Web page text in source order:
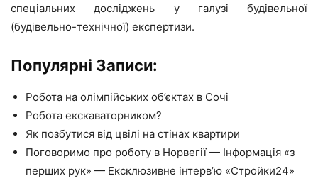
спеціальних досліджень у галузі будівельної
(будівельно-технічної) експертизи.
Популярні Записи:
Робота на олімпійських об’єктах в Сочі
Робота екскаваторником?
Як позбутися від цвілі на стінах квартири
Поговоримо про роботу в Норвегії — Інформація «з
перших рук» — Ексклюзивне інтерв’ю «Стройки24»